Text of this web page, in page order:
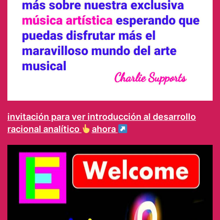
invitación para ver introducción al desarrollo
racional analítico
ahora